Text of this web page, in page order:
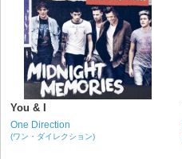
You & I
One Direction
(ワン・ダイレクション)